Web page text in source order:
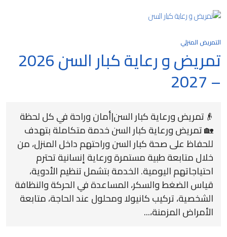
التمريض المنزلي
تمريض و رعاية كبار السن 2026
– 2027
👴تمريض ورعاية كبار السن|أمان وراحة في كل لحظة
🏡 تمريض ورعاية كبار السن خدمة متكاملة بتهدف
للحفاظ على صحة كبار السن وراحتهم داخل المنزل، من
خلال متابعة طبية مستمرة ورعاية إنسانية تحترم
احتياجاتهم اليومية. الخدمة بتشمل تنظيم الأدوية،
قياس الضغط والسكر، المساعدة في الحركة والنظافة
الشخصية، تركيب كانيولا ومحلول عند الحاجة، متابعة
الأمراض المزمنة،...